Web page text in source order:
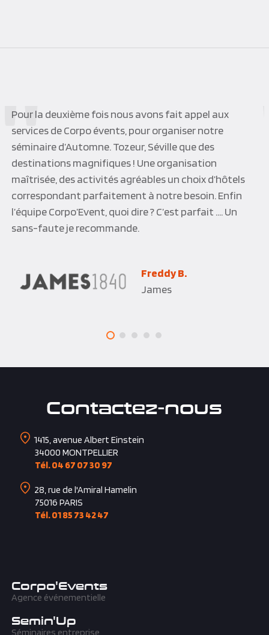
Nous avons fait appel à Corpo’Events pour célébrer
un événement important pour notre société ; le
résultat a dépassé nos attentes tant sur le soin
apporté aux services rendus qu’à la qualité des
prestations. Nous avons aussi fortement apprécié
l’écoute et la réactivité des équipes pour nous
satisfaire ; en d’autres termes une réussite totale !
Europcar International
34000 MONTPELLIER
Tél. 04 67 07 30 97
75016PARIS
Tél. 01 85 73 42 47
Agence événementielle
Semin'Up
Séminaires entreprise